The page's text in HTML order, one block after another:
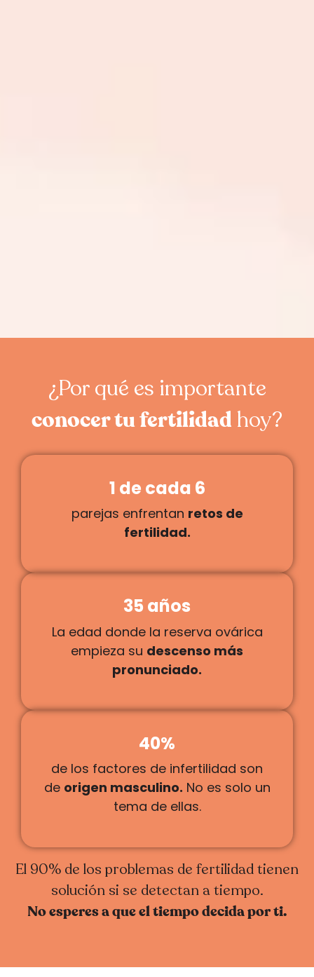
¿Por qué es importante
conocer tu fertilidad hoy?
1 de cada 6
parejas enfrentan retos de
fertilidad.
35 años
La edad donde la reserva ovárica
empieza su descenso más
pronunciado.
40%
de los factores de infertilidad son
de origen masculino. No es solo un
tema de ellas.
El 90% de los problemas de fertilidad tienen
solución si se detectan a tiempo.
No esperes a que el tiempo decida por ti.